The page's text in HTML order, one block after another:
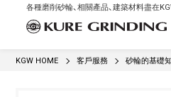
各種磨削砂輪、相關產品、建築材料盡在
KGW HOME 客戶服務 砂輪的基礎